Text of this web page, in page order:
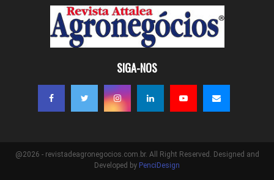
SIGA-NOS
@2026 - revistadeagronegocios.com.br. All Right Reserved. Designed and
Developed by PenciDesign